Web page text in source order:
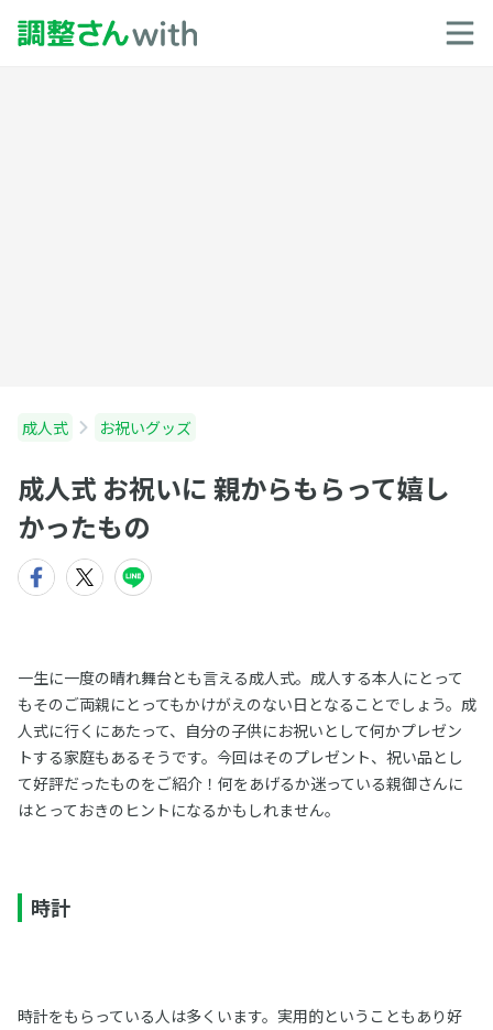
成人式 お祝いグッズ
成人式 お祝いに 親からもらって嬉し
かったもの
一生に一度の晴れ舞台とも言える成人式。成人する本人にとって
もそのご両親にとってもかけがえのない日となることでしょう。成
人式に行くにあたって、自分の子供にお祝いとして何かプレゼン
トする家庭もあるそうです。今回はそのプレゼント、祝い品とし
て好評だったものをご紹介！何をあげるか迷っている親御さんに
はとっておきのヒントになるかもしれません。
時計
時計をもらっている人は多くいます。実用的ということもあり好